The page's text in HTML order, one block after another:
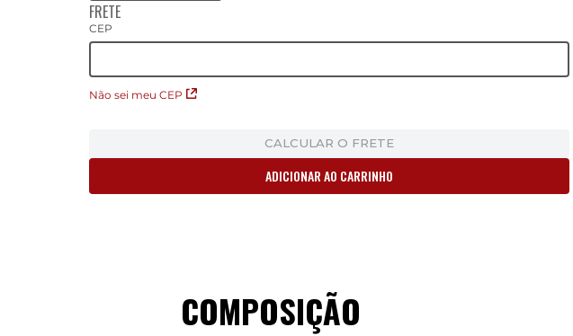
FRETE
CEP
Não sei meu CEP
CALCULAR O FRETE
ADICIONAR AO CARRINHO
COMPOSIÇÃO